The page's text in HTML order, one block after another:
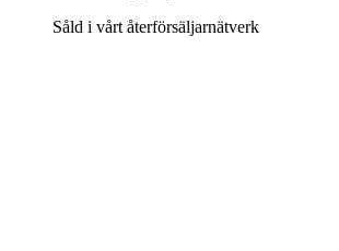
Såld i vårt återförsäljarnätverk